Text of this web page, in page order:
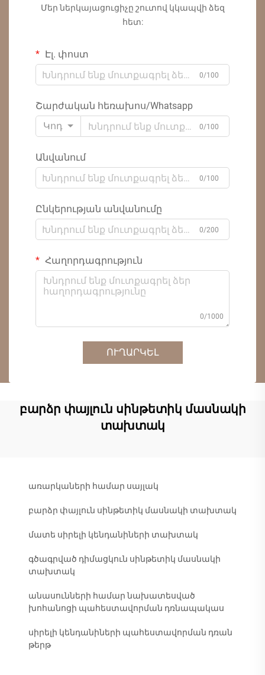
Մեր ներկայացուցիչը շուտով կկապվի ձեզ
հետ:
Էլ. փոստ
0/100
Շարժական հեռախոս/Whatsapp
Կոդ
0/100
Անվանում
0/100
Ընկերության անվանումը
0/200
Հաղորդագրություն
0/1000
ՈՒՂԱՐԿԵԼ
բարձր փայլուն սինթետիկ մասնակի
տախտակ
առարկաների համար սայլակ
բարձր փայլուն սինթետիկ մասնակի տախտակ
մատե սիրելի կենդանիների տախտակ
գծագրված դիմացկուն սինթետիկ մասնակի
տախտակ
անասունների համար նախատեսված
խոհանոցի պահեստավորման դռնապակաս
սիրելի կենդանիների պահեստավորման դռան
թերթ